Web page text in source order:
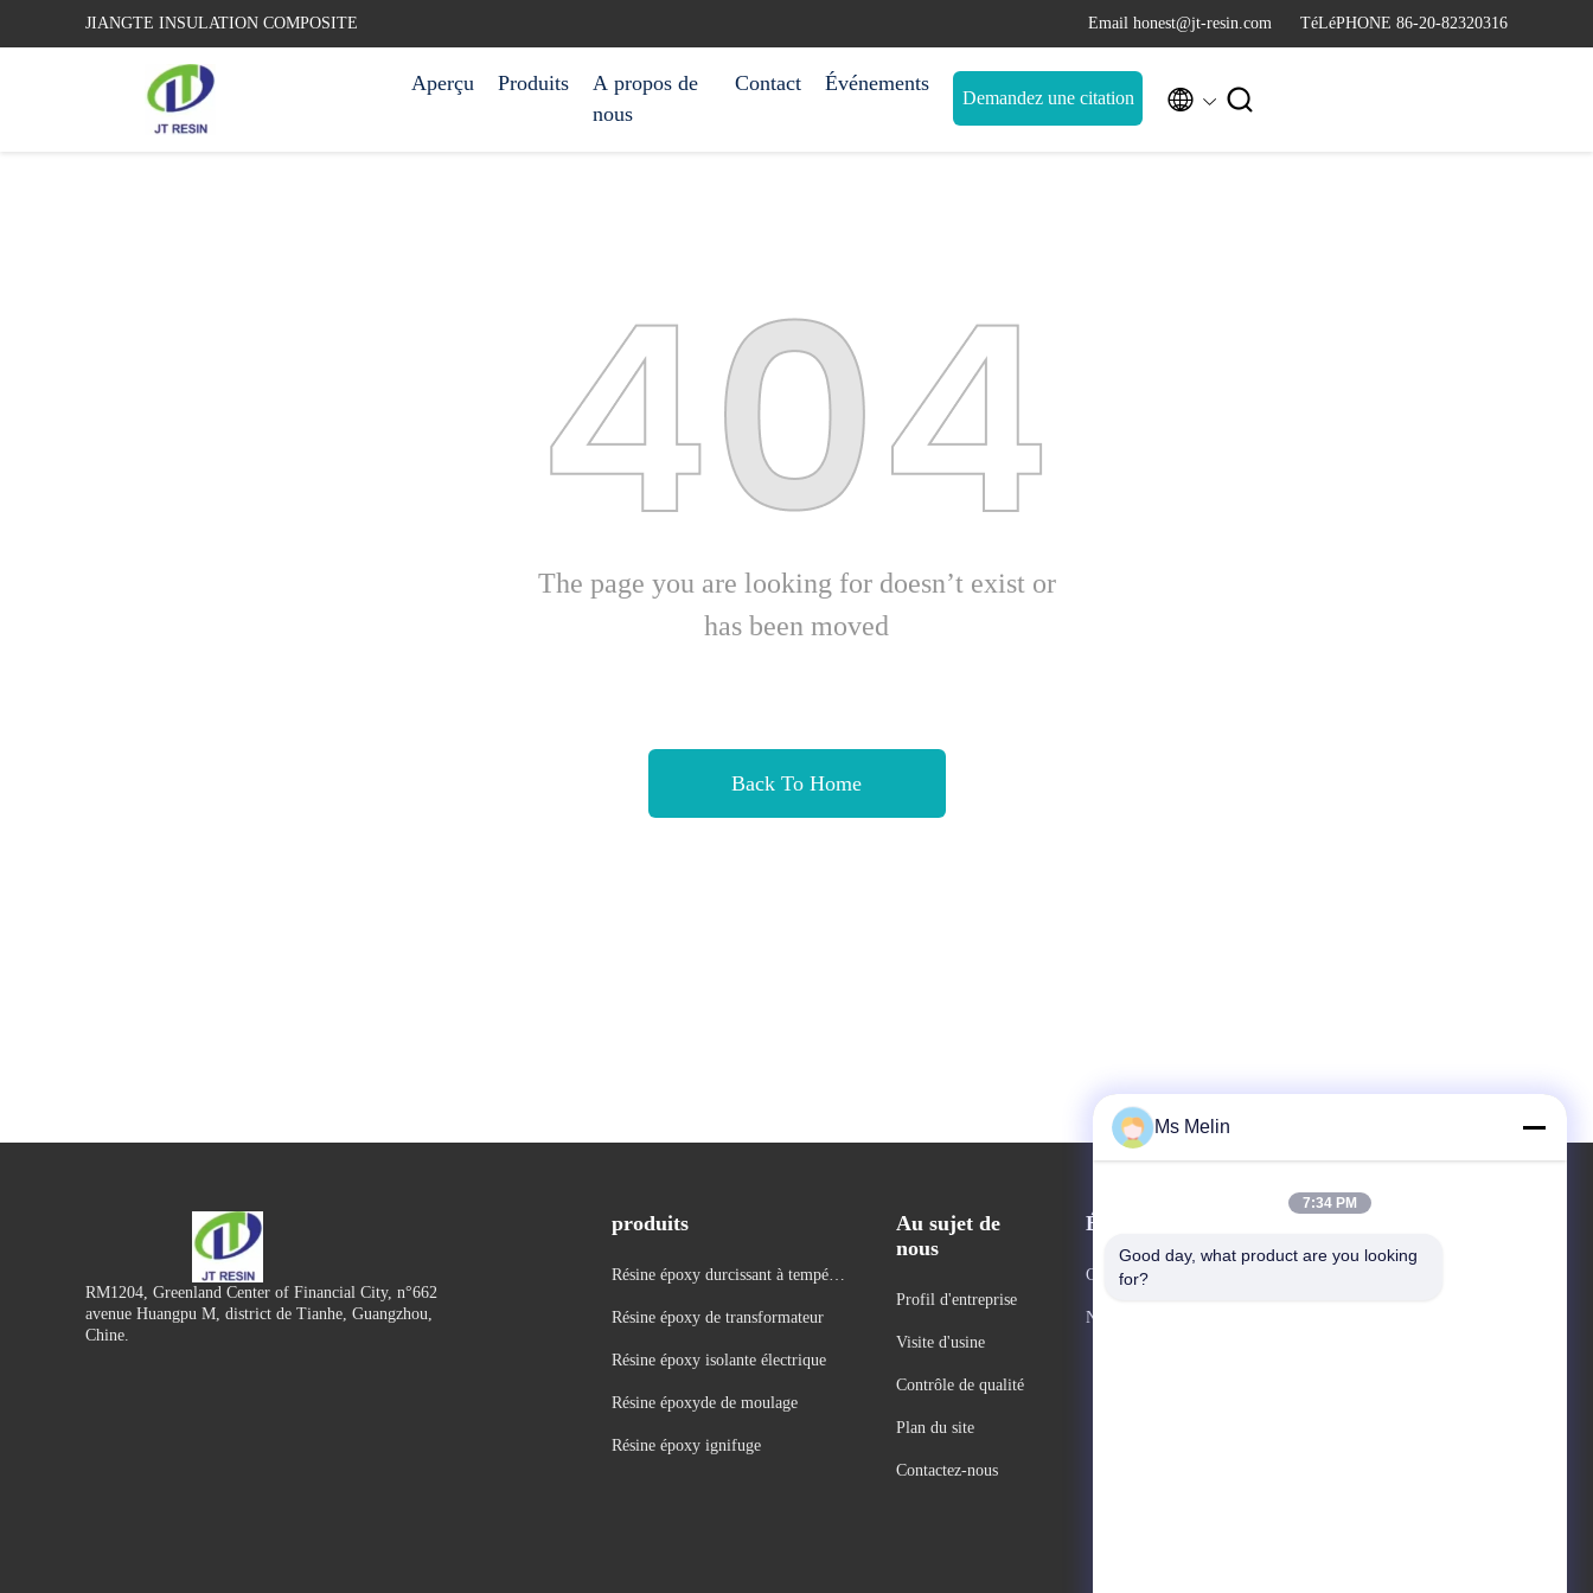
JIANGTE INSULATION COMPOSITE Email honest@jt-resin.com TéLéPHONE 86-20-82320316
Aperçu Produits
A propos de
nous
Contact Événements
Demandez une citation  
The page you are looking for doesn’t exist or
has been moved
Back To Home
RM1204, Greenland Center of Financial City, n°662
avenue Huangpu M, district de Tianhe, Guangzhou,
Chine.
produits
Résine époxy durcissant à températ
Résine époxy de transformateur
Résine époxy isolante électrique
Résine époxyde de moulage
Résine époxy ignifuge
Au sujet de
nous
Profil d'entreprise
Visite d'usine
Contrôle de qualité
Plan du site
Contactez-nous
Événements
Cas
Nouvelles
Ms Melin
7:34 PM
Good day, what product are you looking
for?